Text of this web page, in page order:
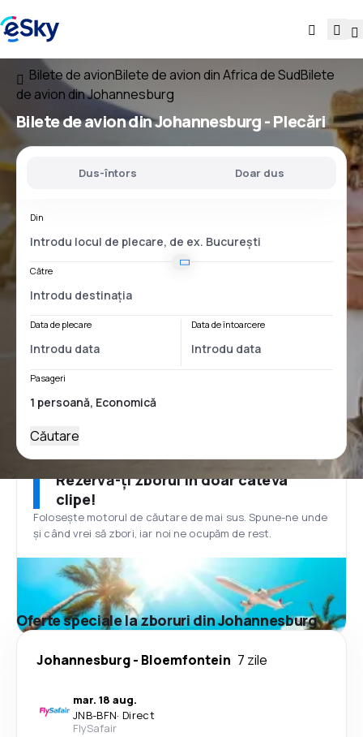
Bilete de avionBilete de avion din Africa de SudBilete
de avion din Johannesburg
Bilete de aviondin Johannesburg- Plecări
Dus-întors Doar dus
Din
Către
Data de plecare Data de întoarcere
Pasageri
Căutare
Rezervă-ți zborul în doar câteva
clipe!
Folosește motorul de căutare de mai sus. Spune-ne unde
și când vrei să zbori, iar noi ne ocupăm de rest.
Oferte speciale la zboruri din Johannesburg
Johannesburg- Bloemfontein 7 zile
mar. 18 aug.
JNB-BFN· Direct
FlySafair